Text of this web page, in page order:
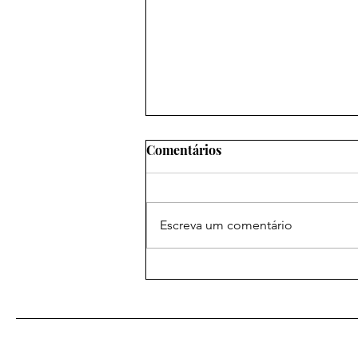
Comentários
Escreva um comentário